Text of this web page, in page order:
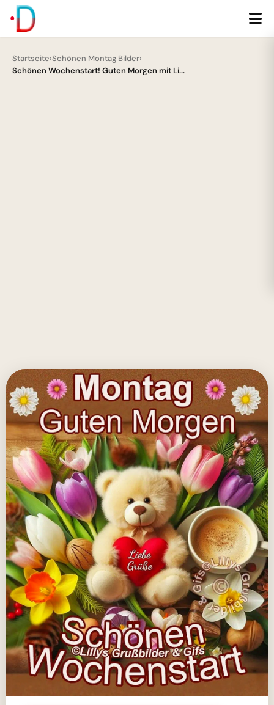
Startseite›Schönen Montag Bilder›
Schönen Wochenstart! Guten Morgen mit Li...